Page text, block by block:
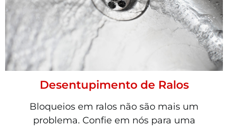
Desentupimento de Ralos
Bloqueios em ralos não são mais um
problema. Confie em nós para uma